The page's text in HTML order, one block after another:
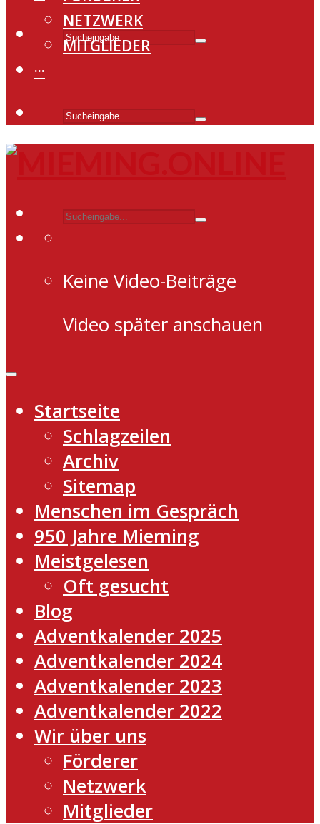
NETZWERK
MITGLIEDER
···
Keine Video-Beiträge
Video später anschauen
Startseite
Schlagzeilen
Archiv
Sitemap
Menschen im Gespräch
950 Jahre Mieming
Meistgelesen
Oft gesucht
Blog
Adventkalender 2025
Adventkalender 2024
Adventkalender 2023
Adventkalender 2022
Wir über uns
Förderer
Netzwerk
Mitglieder